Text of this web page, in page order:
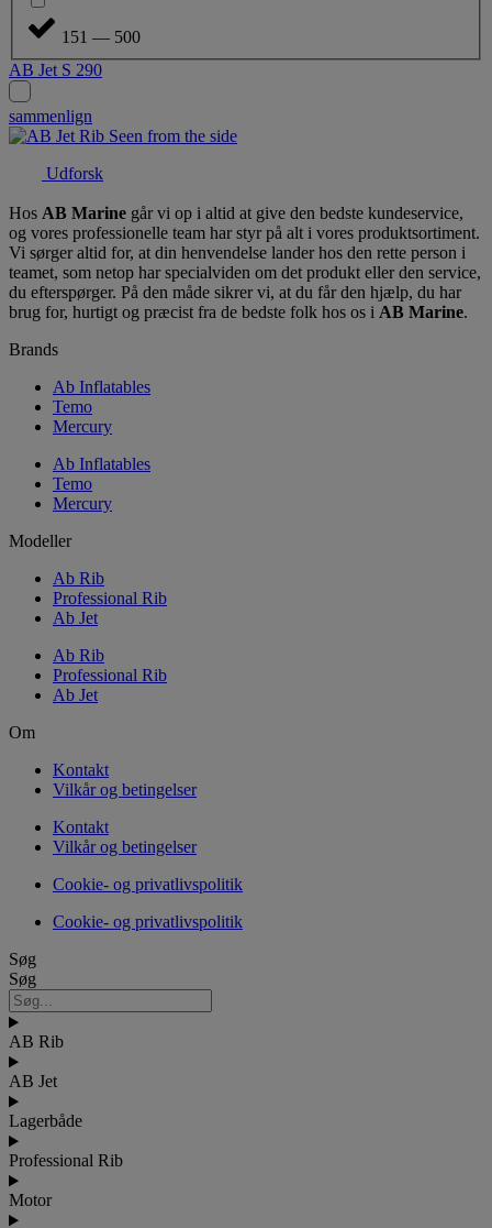
151 — 500
AB Jet S 290
sammenlign
Udforsk
Hos AB Marine går vi op i altid at give den bedste kundeservice,
og vores professionelle team har styr på alt i vores produktsortiment.
Vi sørger altid for, at din henvendelse lander hos den rette person i
teamet, som netop har specialviden om det produkt eller den service,
du efterspørger. På den måde sikrer vi, at du får den hjælp, du har
brug for, hurtigt og præcist fra de bedste folk hos os i AB Marine.
Brands
Ab Inflatables
Temo
Mercury
Ab Inflatables
Temo
Mercury
Modeller
Ab Rib
Professional Rib
Ab Jet
Ab Rib
Professional Rib
Ab Jet
Om
Kontakt
Vilkår og betingelser
Kontakt
Vilkår og betingelser
Cookie- og privatlivspolitik
Cookie- og privatlivspolitik
Søg
Søg
AB Rib
AB Jet
Lagerbåde
Professional Rib
Motor